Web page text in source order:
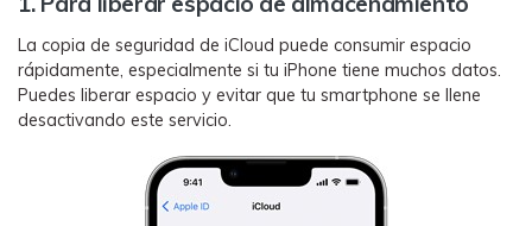
La copia de seguridad de 󠀰iCloud puede consumir espacio
rápidamente, especialmente si tu iPhone tiene muchos datos.󠀲󠀡󠀠󠀥󠀩󠀧󠀣󠀣󠀠󠀳󠀰
Puedes liberar espacio y evitar que tu smartphone se llene
desactivando este servicio.